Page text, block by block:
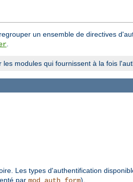
un ensemble de directives
modules qui fournissent à la fois
Les types d'authentification
par ).